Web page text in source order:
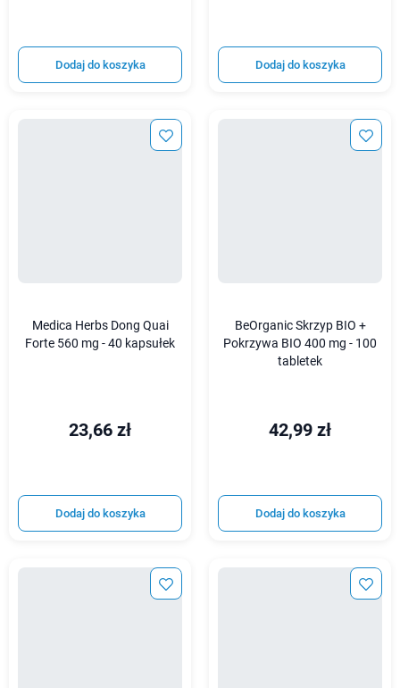
Dodaj do koszyka Dodaj do koszyka
Medica Herbs Dong Quai
Forte 560 mg - 40 kapsułek
23,66 zł
Dodaj do koszyka
BeOrganic Skrzyp BIO +
Pokrzywa BIO 400 mg - 100
tabletek
42,99 zł
Dodaj do koszyka